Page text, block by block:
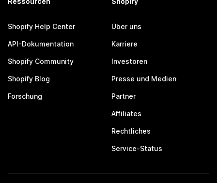
Shopify Help Center
API-Dokumentation
Shopify Community
Shopify Blog
Forschung
Über uns
Karriere
Investoren
Presse und Medien
Partner
Affiliates
Rechtliches
Service-Status